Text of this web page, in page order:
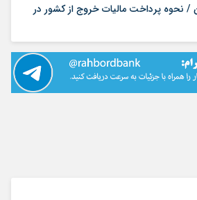
/ نحوه پرداخت مالیات خروج از کشور در